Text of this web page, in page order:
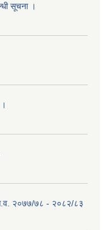
सूचना ‌।
२०७७/७८ - २०८२/८३